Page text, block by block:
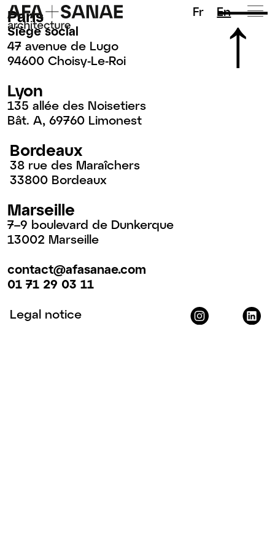
Fr En
Paris
Siège social
47 avenue de Lugo
94600 Choisy-Le-Roi
Lyon
135 allée des Noisetiers
Bât. A, 69760 Limonest
Bordeaux
38 rue des Maraîchers
33800 Bordeaux
Marseille
7–9 boulevard de Dunkerque
13002 Marseille
contact@afasanae.com
01 71 29 03 11
Legal notice